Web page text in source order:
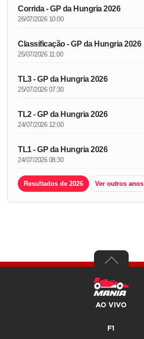
Corrida - GP da Hungria 2026
26/07/2026 10:00
Classificação - GP da Hungria 2026
25/07/2026 11:00
TL3 - GP da Hungria 2026
25/07/2026 07:30
TL2 - GP da Hungria 2026
24/07/2026 12:00
TL1 - GP da Hungria 2026
24/07/2026 08:30
Resultados de 2026 Ver outros anos
AO VIVO
F1